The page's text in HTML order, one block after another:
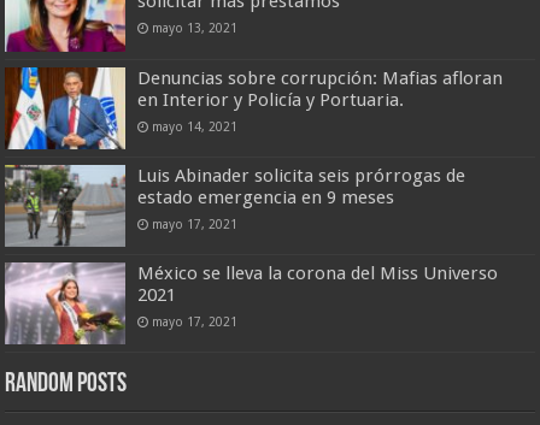
mayo 13, 2021
Denuncias sobre corrupción: Mafias afloran
en Interior y Policía y Portuaria.
mayo 14, 2021
Luis Abinader solicita seis prórrogas de
estado emergencia en 9 meses
mayo 17, 2021
México se lleva la corona del Miss Universo
2021
mayo 17, 2021
Random Posts